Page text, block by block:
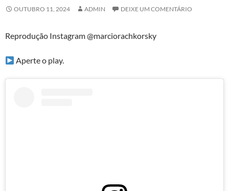
OUTUBRO 11, 2024 ADMIN DEIXE UM COMENTÁRIO
Reprodução Instagram @marciorachkorsky
Aperte o play.